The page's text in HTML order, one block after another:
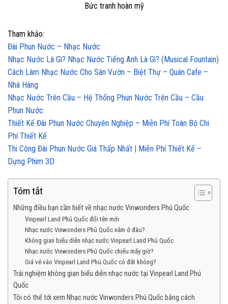
Bức tranh hoàn mỹ
Tham khảo:
Đài Phun Nước – Nhạc Nước
Nhạc Nước Là Gì? Nhạc Nước Tiếng Anh Là Gì? (Musical Fountain)
Cách Làm Nhạc Nước Cho Sân Vườn – Biệt Thự – Quán Cafe –
Nhà Hàng
Nhạc Nước Trên Cầu – Hệ Thống Phun Nước Trên Cầu – Cầu
Phun Nước
Thiết Kế Đài Phun Nước Chuyên Nghiệp – Miễn Phí Toàn Bộ Chi
Phí Thiết Kế
Thi Công Đài Phun Nước Giá Thấp Nhất | Miễn Phí Thiết Kế –
Dựng Phim 3D
Tóm tắt
Những điều bạn cần biết về nhạc nước Vinwonders Phú Quốc
Vinpearl Land Phú Quốc đổi tên mới
Nhạc nước Vinwonders Phú Quốc nằm ở đâu?
Không gian biểu diễn nhạc nước Vinpearl Land Phú Quốc
Nhạc nước Vinwonders Phú Quốc chiếu mấy giờ?
Giá vé vào Vinpearl Land Phú Quốc có đắt không?
Trải nghiệm không gian biểu diễn nhạc nước tại Vinpearl Land Phú
Quốc
Tôi có thể tới xem Nhạc nước Vinwonders Phú Quốc bằng cách